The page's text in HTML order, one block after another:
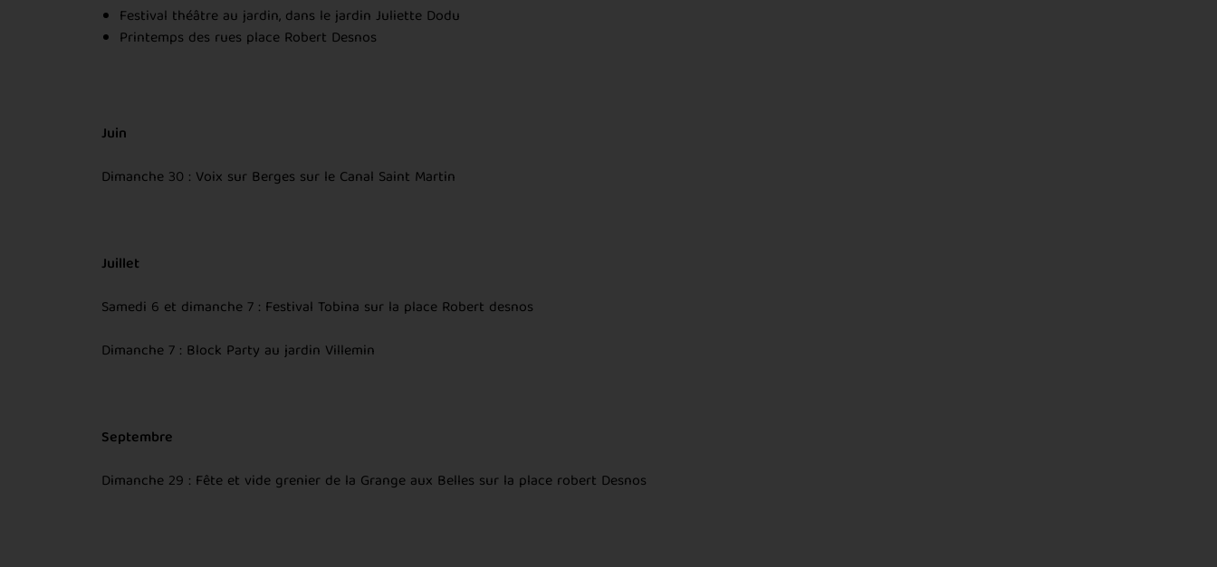
Festival théâtre au jardin, dans le jardin Juliette Dodu
Printemps des rues place Robert Desnos
Juin
Dimanche 30 : Voix sur Berges sur le Canal Saint Martin
Juillet
Samedi 6 et dimanche 7 : Festival Tobina sur la place Robert desnos
Dimanche 7 : Block Party au jardin Villemin
Septembre
Dimanche 29 : Fête et vide grenier de la Grange aux Belles sur la place robert Desnos